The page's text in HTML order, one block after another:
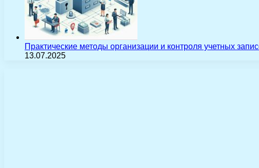
Практические методы организации и контроля учетных
13.07.2025